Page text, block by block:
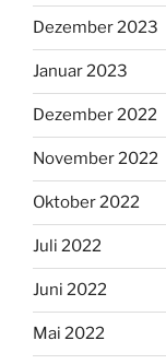
Dezember 2023
Januar 2023
Dezember 2022
November 2022
Oktober 2022
Juli 2022
Juni 2022
Mai 2022